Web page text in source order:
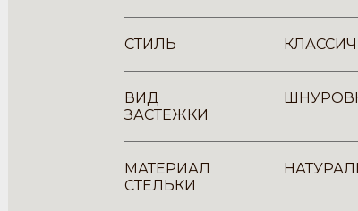
СТИЛЬ
ВИД
ЗАСТЕЖКИ
МАТЕРИАЛ
СТЕЛЬКИ